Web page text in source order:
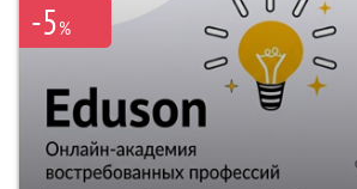
-5%